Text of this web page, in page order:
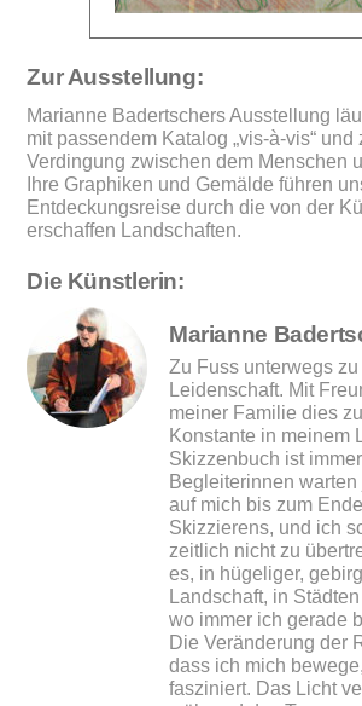
Zur Ausstellung:
Marianne Badertschers Ausstellung
mit passendem Katalog „vis-à-vis“ und
Verdingung zwischen dem Menschen
Ihre Graphiken und Gemälde führen
Entdeckungsreise durch die von der
erschaffen Landschaften.
Die Künstlerin:
Marianne
Zu Fuss unterwegs
Leidenschaft. Mit
meiner Familie dies
Konstante in meinem
Skizzenbuch ist
Begleiterinnen
auf mich bis zum
Skizzierens, und ich
zeitlich nicht zu
es, in hügeliger,
Landschaft, in
wo immer ich gerade
Die Veränderung der
dass ich mich
fasziniert. Das Licht